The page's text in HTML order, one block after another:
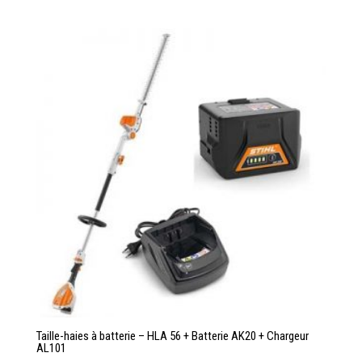
Taille-haies à batterie – HLA 56 + Batterie AK20 + Chargeur
AL101